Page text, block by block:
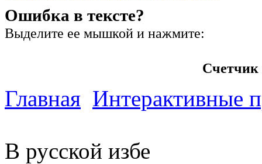
Ошибка в тексте?
Выделите ее мышкой и нажмите:
Счетчик
Главная Интерактивные
В русской избе